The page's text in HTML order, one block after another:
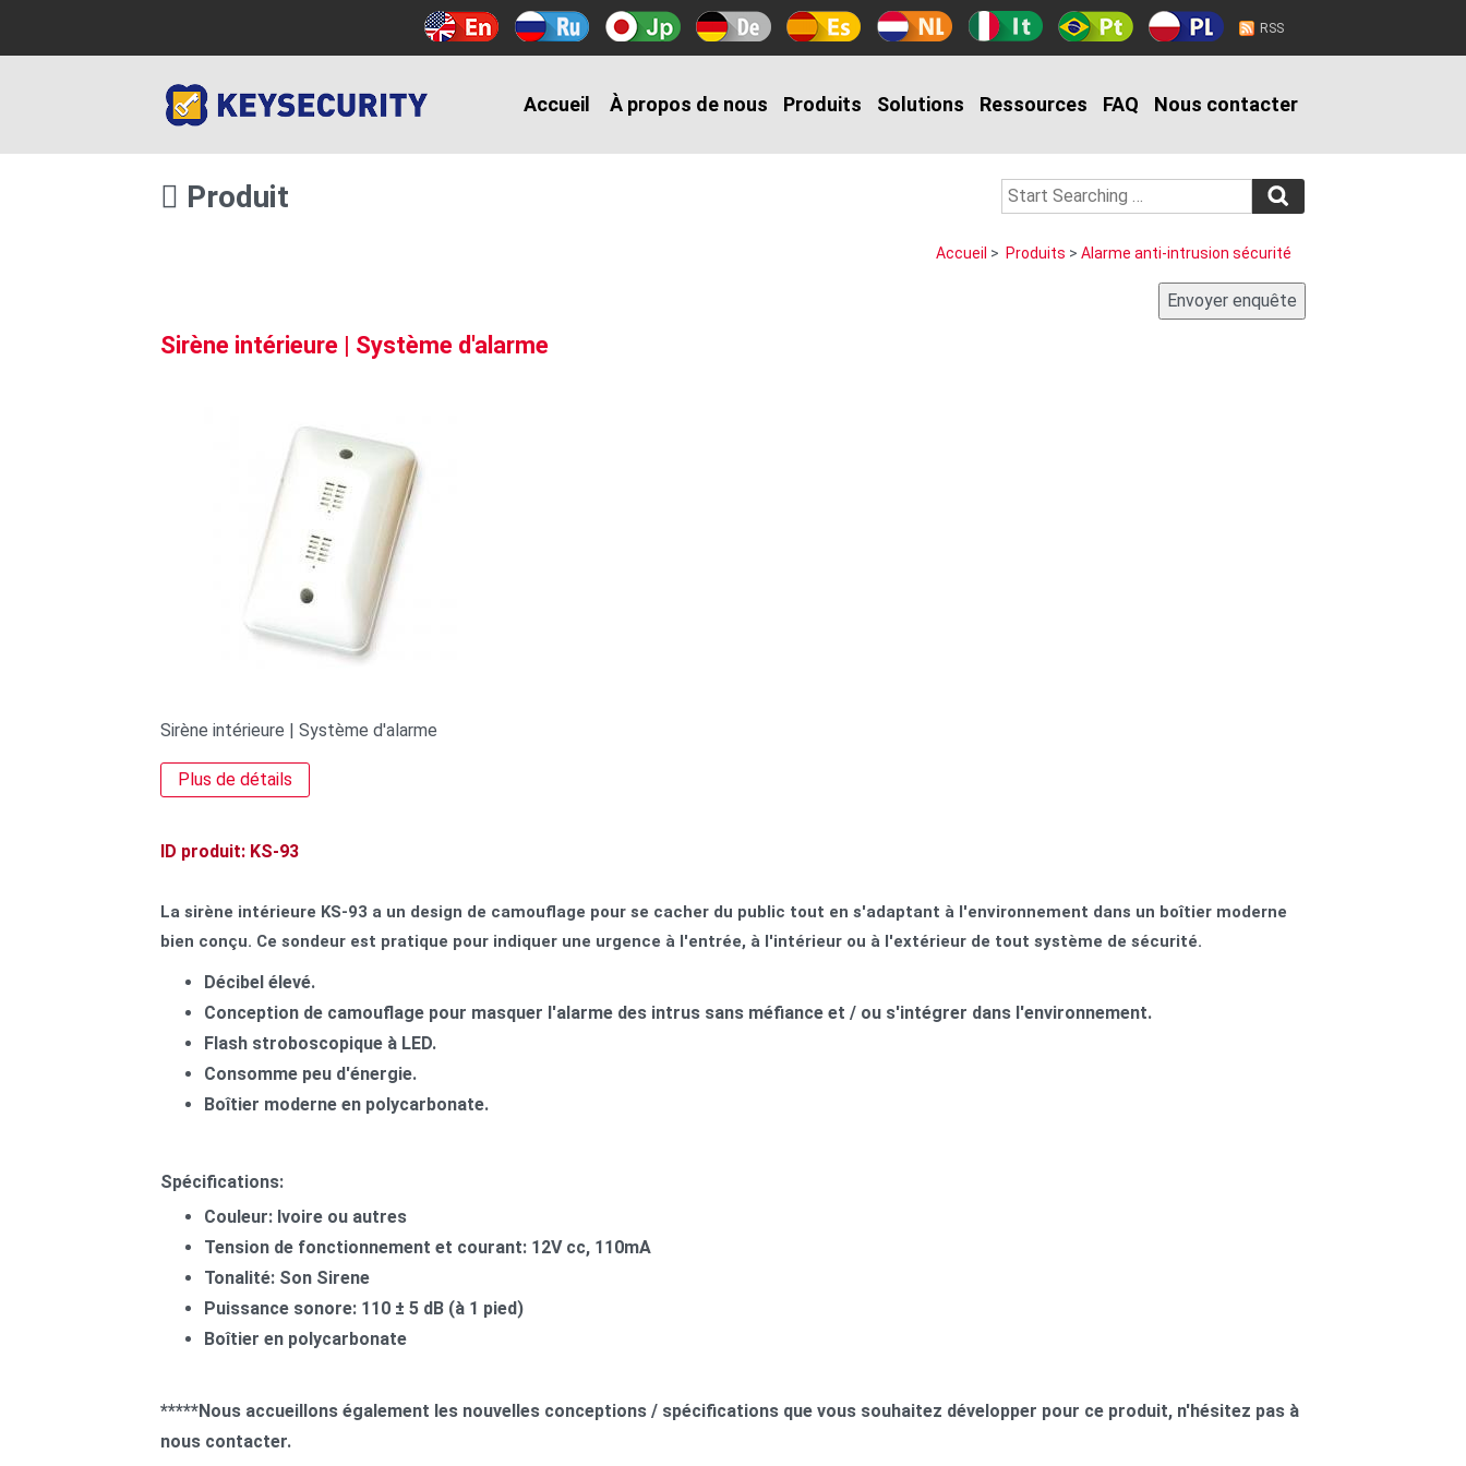
RSS
Accueil À propos de nous Produits Solutions Ressources FAQ Nous contacter
Produit
Accueil > Produits > Alarme anti-intrusion sécurité
Sirène intérieure | Système d'alarme
Sirène intérieure | Système d'alarme
Plus de détails
ID produit: KS-93
La sirène intérieure KS-93 a un design de camouflage pour se cacher du public tout en s'adaptant à l'environnement dans un boîtier moderne
bien conçu. Ce sondeur est pratique pour indiquer une urgence à l'entrée, à l'intérieur ou à l'extérieur de tout système de sécurité.
Décibel élevé.
Conception de camouflage pour masquer l'alarme des intrus sans méfiance et / ou s'intégrer dans l'environnement.
Flash stroboscopique à LED.
Consomme peu d'énergie.
Boîtier moderne en polycarbonate.
Spécifications:
Couleur: Ivoire ou autres
Tension de fonctionnement et courant: 12V cc, 110mA
Tonalité: Son Sirene
Puissance sonore: 110 ± 5 dB (à 1 pied)
Boîtier en polycarbonate
*****Nous accueillons également les nouvelles conceptions / spécifications que vous souhaitez développer pour ce produit, n'hésitez pas à
nous contacter.